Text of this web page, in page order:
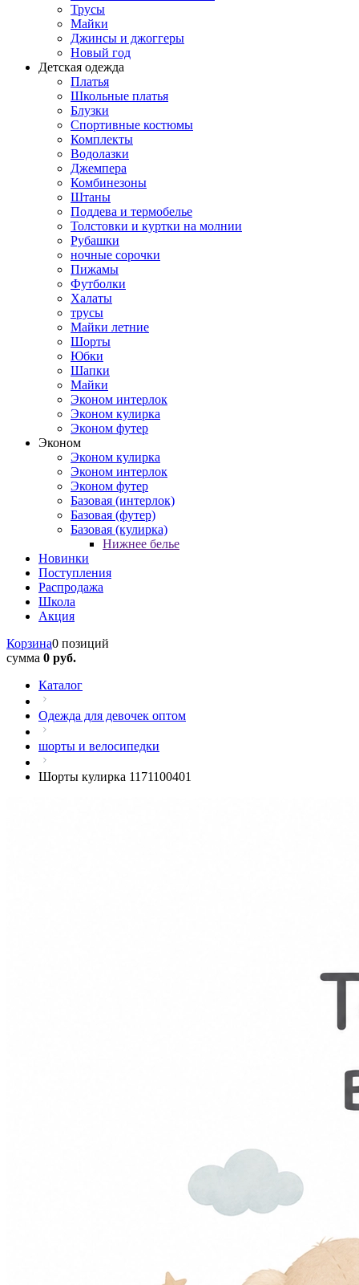
Трусы
Майки
Джинсы и джоггеры
Новый год
Детская одежда
Платья
Школьные платья
Блузки
Спортивные костюмы
Комплекты
Водолазки
Джемпера
Комбинезоны
Штаны
Поддева и термобелье
Толстовки и куртки на молнии
Рубашки
ночные сорочки
Пижамы
Футболки
Халаты
трусы
Майки летние
Шорты
Юбки
Шапки
Майки
Эконом интерлок
Эконом кулирка
Эконом футер
Эконом
Эконом кулирка
Эконом интерлок
Эконом футер
Базовая (интерлок)
Базовая (футер)
Базовая (кулирка)
Нижнее белье
Новинки
Поступления
Распродажа
Школа
Акция
Корзина0 позиций
сумма 0 руб.
Каталог
Одежда для девочек оптом
шорты и велосипедки
Шорты кулирка 1171100401